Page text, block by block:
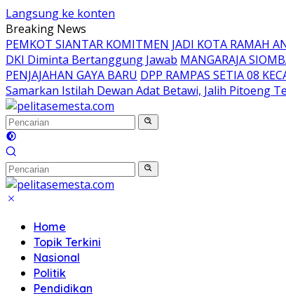
Langsung ke konten
Breaking News
PEMKOT SIANTAR KOMITMEN JADI KOTA RAMAH
DKI Diminta Bertanggung Jawab MANGARAJA
PENJAJAHAN GAYA BARU DPP RAMPAS SETIA 08
Samarkan Istilah Dewan Adat Betawi, Jalih Pitoeng
Home
Topik Terkini
Nasional
Politik
Pendidikan